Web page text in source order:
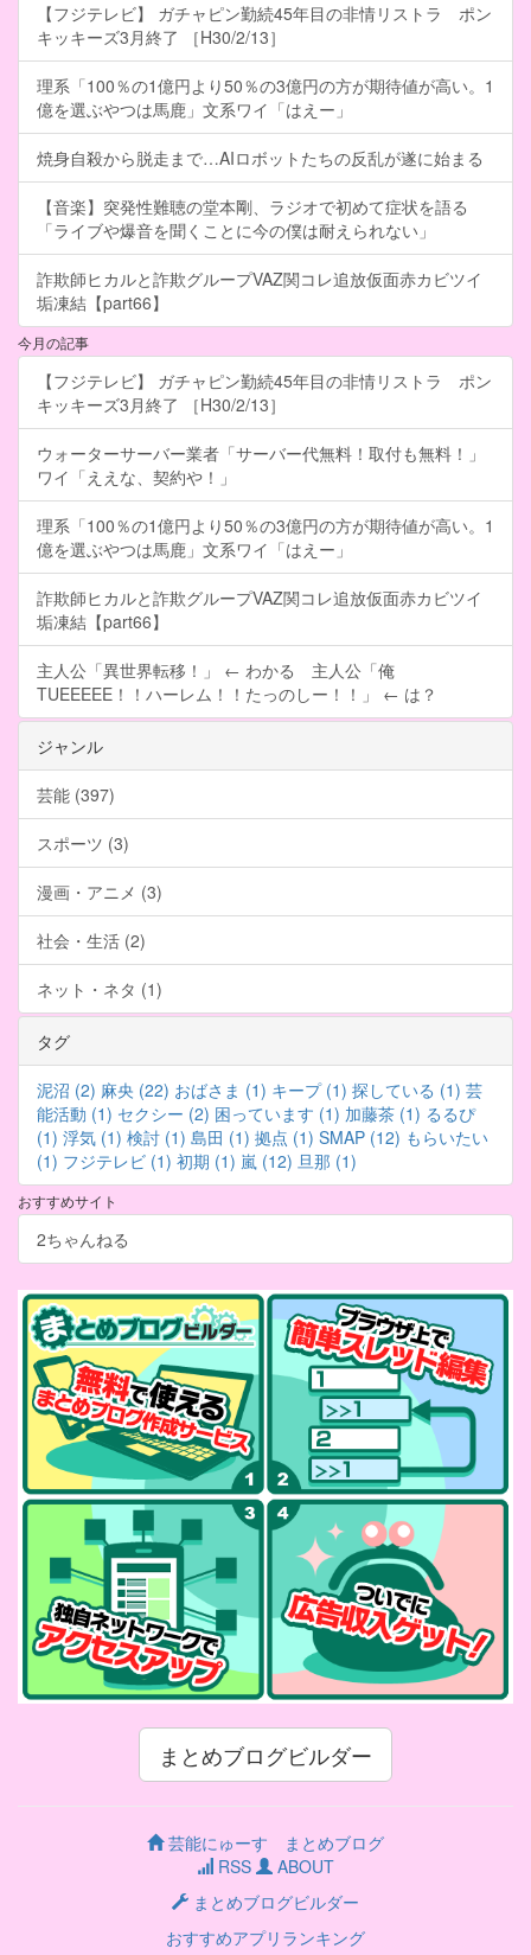
【フジテレビ】 ガチャピン勤続45年目の非情リストラ ポン
キッキーズ3月終了 ［H30/2/13］
理系「100％の1億円より50％の3億円の方が期待値が高い。1
億を選ぶやつは馬鹿」文系ワイ「はえー」
焼身自殺から脱走まで…AIロボットたちの反乱が遂に始まる
【音楽】突発性難聴の堂本剛、ラジオで初めて症状を語る
「ライブや爆音を聞くことに今の僕は耐えられない」
詐欺師ヒカルと詐欺グループVAZ関コレ追放仮面赤カビツイ
垢凍結【part66】
今月の記事
【フジテレビ】 ガチャピン勤続45年目の非情リストラ ポン
キッキーズ3月終了 ［H30/2/13］
ウォーターサーバー業者「サーバー代無料！取付も無料！」
ワイ「ええな、契約や！」
理系「100％の1億円より50％の3億円の方が期待値が高い。1
億を選ぶやつは馬鹿」文系ワイ「はえー」
詐欺師ヒカルと詐欺グループVAZ関コレ追放仮面赤カビツイ
垢凍結【part66】
主人公「異世界転移！」 ← わかる 主人公「俺
TUEEEEE！！ハーレム！！たっのしー！！」 ← は？
ジャンル
芸能 (397)
スポーツ (3)
漫画・アニメ (3)
社会・生活 (2)
ネット・ネタ (1)
タグ
泥沼 (2) 麻央 (22) おばさま (1) キープ (1) 探している (1) 芸
能活動 (1) セクシー (2) 困っています (1) 加藤茶 (1) るるぴ
(1) 浮気 (1) 検討 (1) 島田 (1) 拠点 (1) SMAP (12) もらいたい
(1) フジテレビ (1) 初期 (1) 嵐 (12) 旦那 (1)
おすすめサイト
2ちゃんねる
まとめブログビルダー
芸能にゅーす まとめブログ
RSS
ABOUT
まとめブログビルダー
おすすめアプリランキング